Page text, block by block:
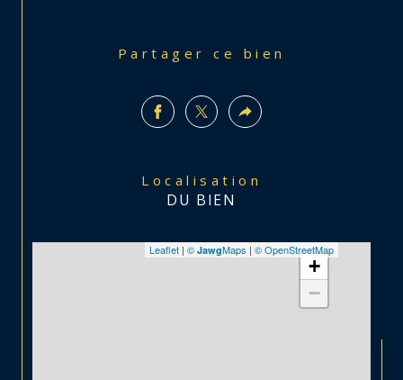
Partager ce bien
Localisation
DU BIEN
+
−
Leaflet | © JawgMaps | © OpenStreetMap